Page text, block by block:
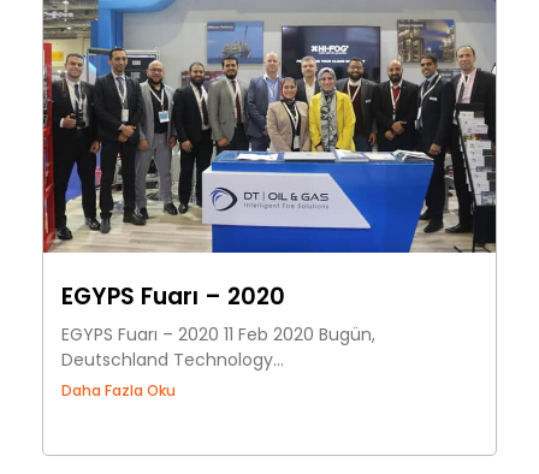
EGYPS Fuarı – 2020
EGYPS Fuarı – 2020 11 Feb 2020 Bugün,
Deutschland Technology...
Daha Fazla Oku